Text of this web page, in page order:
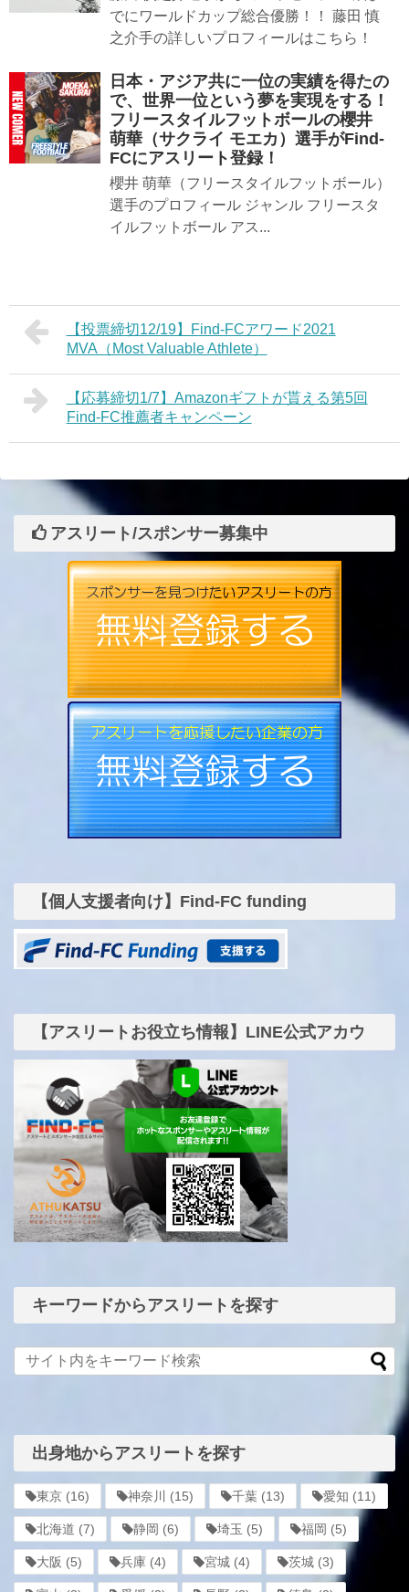
でにワールドカップ総合優勝！！ 藤田 慎
之介手の詳しいプロフィールはこちら！
日本・アジア共に一位の実績を得たの
で、世界一位という夢を実現をする！
フリースタイルフットボールの櫻井
萌華（サクライ モエカ）選手がFind-
FCにアスリート登録！
櫻井 萌華（フリースタイルフットボール）
選手のプロフィール ジャンル フリースタ
イルフットボール アス...
【投票締切12/19】Find-FCアワード2021
MVA（Most Valuable Athlete）
【応募締切1/7】Amazonギフトが貰える第5回
Find-FC推薦者キャンペーン
アスリート/スポンサー募集中
【個人支援者向け】Find-FC funding
【アスリートお役立ち情報】LINE公式アカウ
キーワードからアスリートを探す
出身地からアスリートを探す
東京 (16) 神奈川 (15) 千葉 (13) 愛知 (11)
北海道 (7) 静岡 (6) 埼玉 (5) 福岡 (5)
大阪 (5) 兵庫 (4) 宮城 (4) 茨城 (3)